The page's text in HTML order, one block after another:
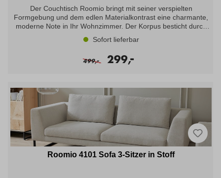
Der Couchtisch Roomio bringt mit seiner verspielten
Formgebung und dem edlen Materialkontrast eine charmante,
moderne Note in Ihr Wohnzimmer. Der Korpus besticht durch
ein hochwertiges Echtholzfurnier in Eiche natur, das mit seiner
lebendigen Maserung für eine warme und einladende
hellen Eichenholz bilden die markanten Füße aus schwarz
Leichtigkeit und macht ihn zum perfekten Blickfang vor jedem
Sofa.Ausstellungsstück: Exklusiver Couchtisch Roomio mit
verspielter HolztischplatteTischplatte: Eiche
EchtholzfurnierMaße: Breite: ca. 173cm, Tiefe: ca. 104cm,
Höhe: ca. 32cm Zustand: In Ordnung - Leichte Macken an der
Seite der TischplatteIrrtümer und Zwischenverkauf vorbehalten.
Teilweise können Ausstellungsstücke Gebrauchsspuren etc.
aufweisen. Den aktuellen Verfügbarkeitsstatus, sowie nähere
Informationen zu Gebrauchsspuren erhalten Sie nur über die
Sofort lieferbar
499,
- 299,
-
Roomio 4101 Sofa 3-Sitzer in Stoff